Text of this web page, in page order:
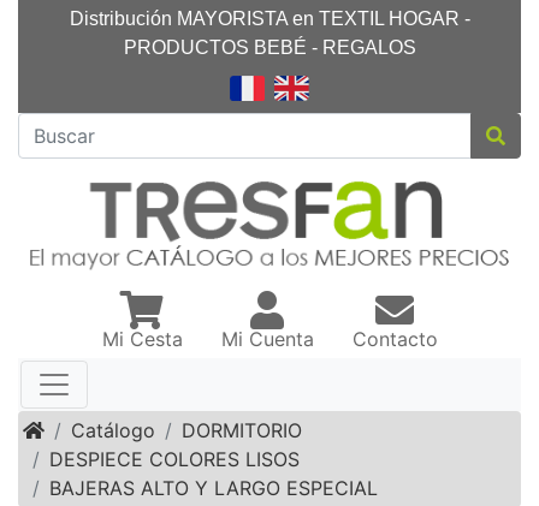
Distribución MAYORISTA en TEXTIL HOGAR -
PRODUCTOS BEBÉ - REGALOS
Mi Cesta Mi Cuenta Contacto
InicioCatálogo
DORMITORIO
DESPIECE COLORES LISOS
BAJERAS ALTO Y LARGO ESPECIAL